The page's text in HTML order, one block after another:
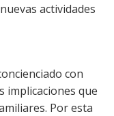
actividades
con
implicaciones que
Por esta